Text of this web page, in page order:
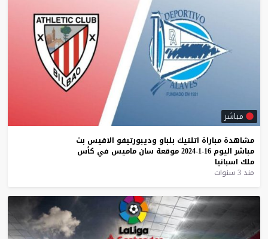
مباشر
مشاهدة مباراة اتلتيك بلباو وديبورتيفو الافيس بث
مباشر اليوم 16-1-2024 موقعة سان ماميس في كأس
ملك اسبانيا
منذ 3 سنوات